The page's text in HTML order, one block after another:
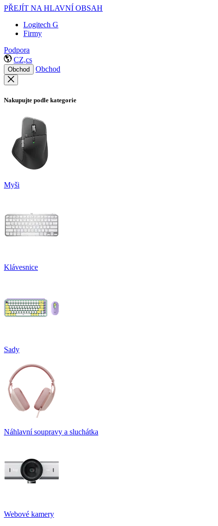
PŘEJÍT NA HLAVNÍ OBSAH
Logitech G
Firmy
Podpora
CZ,cs
Obchod Obchod
Nakupujte podle kategorie
Myši
Klávesnice
Sady
Náhlavní soupravy a sluchátka
Webové kamery